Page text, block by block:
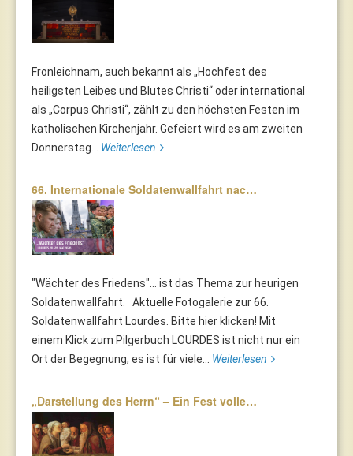
Fronleichnam, auch bekannt als „Hochfest des
heiligsten Leibes und Blutes Christi“ oder international
als „Corpus Christi“, zählt zu den höchsten Festen im
katholischen Kirchenjahr. Gefeiert wird es am zweiten
Donnerstag... Weiterlesen
66. Internationale Soldatenwallfahrt nac…
"Wächter des Friedens"... ist das Thema zur heurigen
Soldatenwallfahrt. Aktuelle Fotogalerie zur 66.
Soldatenwallfahrt Lourdes. Bitte hier klicken! Mit
einem Klick zum Pilgerbuch LOURDES ist nicht nur ein
Ort der Begegnung, es ist für viele... Weiterlesen
„Darstellung des Herrn“ – Ein Fest volle…